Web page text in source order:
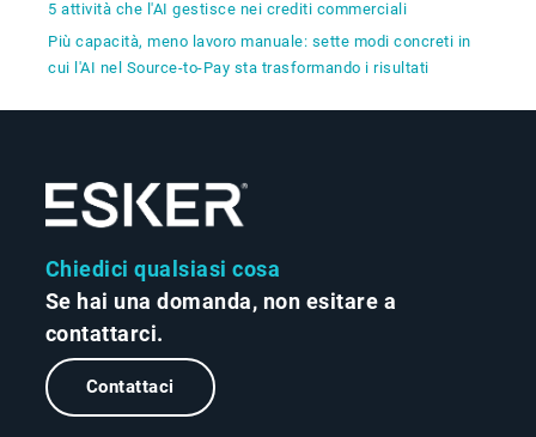
5 attività che l'AI gestisce nei crediti commerciali
Più capacità, meno lavoro manuale: sette modi concreti in
cui l'AI nel Source-to-Pay sta trasformando i risultati
Chiedici qualsiasi cosa
Se hai una domanda, non esitare a
contattarci.
Contattaci